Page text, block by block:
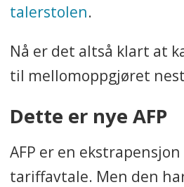
talerstolen.
Nå er det altså klart at
til mellomoppgjøret
Dette er nye AFP
AFP er en
tariffavtale. Men den